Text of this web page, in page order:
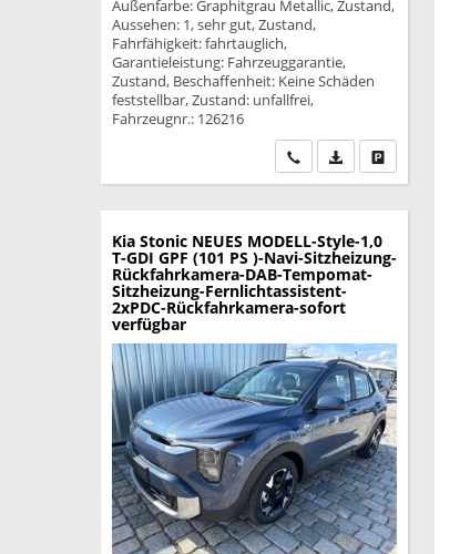
Außenfarbe: Graphitgrau Metallic, Zustand,
Aussehen: 1, sehr gut, Zustand,
Fahrfähigkeit: fahrtauglich,
Garantieleistung: Fahrzeuggarantie,
Zustand, Beschaffenheit: Keine Schäden
feststellbar, Zustand: unfallfrei,
Fahrzeugnr.: 126216
Wir rufen Sie an
PDF-Datei,Drucken,
Kia Stonic NEUES MODELL-Style-1,0
T-GDI GPF (101 PS )-Navi-Sitzheizung-
Rückfahrkamera-DAB-Tempomat-
Sitzheizung-Fernlichtassistent-
2xPDC-Rückfahrkamera-sofort
verfügbar